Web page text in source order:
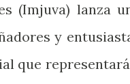
(Imjuva) lanza
y
que